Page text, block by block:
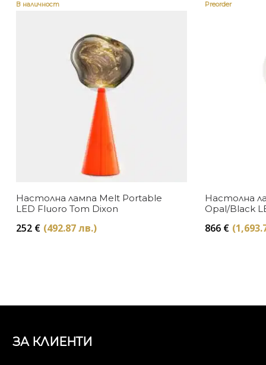
В наличност
Настолна лампа Melt Portable
LED Fluoro Tom Dixon
252 € (492.87 лв.)
Preorder
Настолна
Opal/Black
866 €
ЗА КЛИЕНТИ